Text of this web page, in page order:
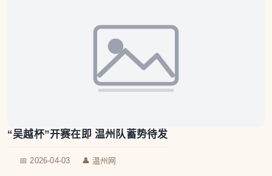
“吴越杯”开赛在即 温州队蓄势待发
📅 2026-04-03 👤 温州网